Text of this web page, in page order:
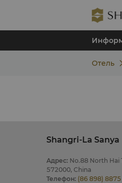
Отель
Shangri-La Sanya
Адрес: No.88 North Hai
572000, China
Телефон: (86 898)